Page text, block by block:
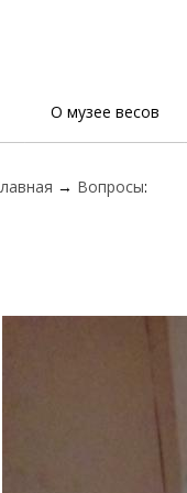
О музее весов
→ Вопросы: